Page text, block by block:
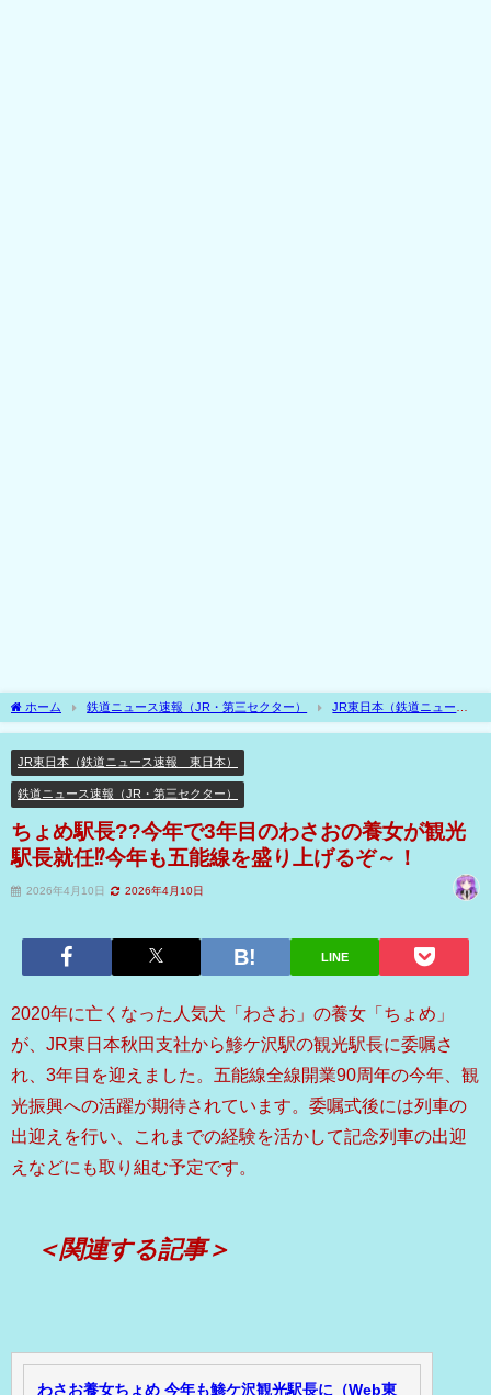
ホーム 鉄道ニュース速報（JR・第三セクター）
JR東日本（鉄道ニュース
速報 東日本）
ちょめ駅長??今年で3年目のわさおの養女が観光駅長就任⁉今年も
JR東日本（鉄道ニュース速報 東日本）
鉄道ニュース速報（JR・第三セクター）
ちょめ駅長??今年で3年目のわさおの養女が観光
駅長就任⁉今年も五能線を盛り上げるぞ～！
2026年4月10日 2026年4月10日
LINE
2020年に亡くなった人気犬「わさお」の養女「ちょめ」
が、JR東日本秋田支社から鯵ケ沢駅の観光駅長に委嘱さ
れ、3年目を迎えました。五能線全線開業90周年の今年、観
光振興への活躍が期待されています。委嘱式後には列車の
出迎えを行い、これまでの経験を活かして記念列車の出迎
えなどにも取り組む予定です。
＜関連する記事＞
わさお養女ちょめ 今年も鯵ケ沢観光駅長に（Web東